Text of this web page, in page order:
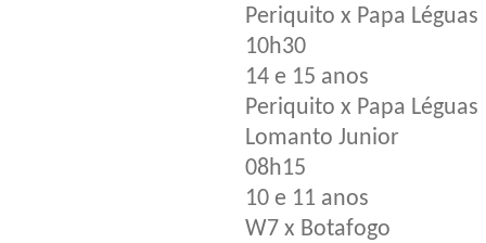
Periquito x Papa Léguas
10h30
14 e 15 anos
Periquito x Papa Léguas
Lomanto Junior
08h15
10 e 11 anos
W7 x Botafogo